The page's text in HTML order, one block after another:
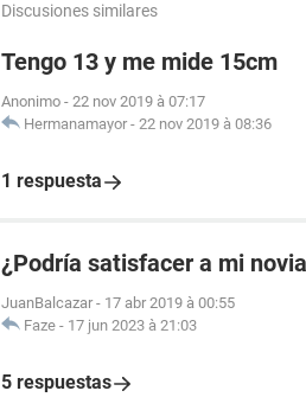
Discusiones similares
Tengo 13 y me mide 15cm
Anonimo - 22 nov 2019 à 07:17
Hermanamayor - 22 nov 2019 à 08:36
1 respuesta
¿Podría satisfacer a mi
JuanBalcazar - 17 abr 2019 à 00:55
Faze - 17 jun 2023 à 21:03
5 respuestas